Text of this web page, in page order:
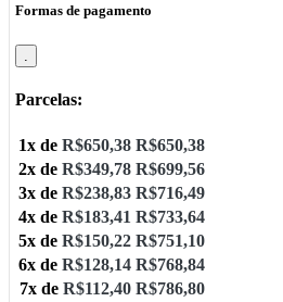
Formas de pagamento
Parcelas:
1x de R$650,38 R$650,38
2x de R$349,78 R$699,56
3x de R$238,83 R$716,49
4x de R$183,41 R$733,64
5x de R$150,22 R$751,10
6x de R$128,14 R$768,84
7x de R$112,40 R$786,80